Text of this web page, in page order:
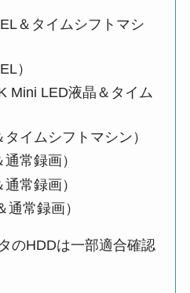
EL＆タイムシフトマシ
）
Mini LED液晶＆タイム
タイムシフトマシン）
通常録画）
通常録画）
通常録画）
のHDDは一部適合確認